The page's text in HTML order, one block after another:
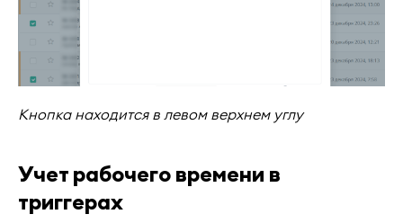
Кнопка находится в левом верхнем углу
Учет рабочего времени в
триггерах